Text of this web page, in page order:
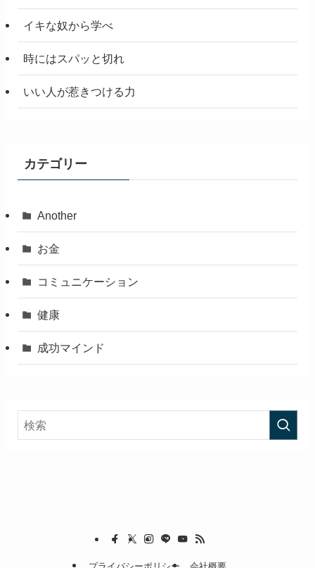
イキな奴から学べ
時にはスパッと切れ
いい人が惹きつける力
カテゴリー
Another
お金
コミュニケーション
健康
成功マインド